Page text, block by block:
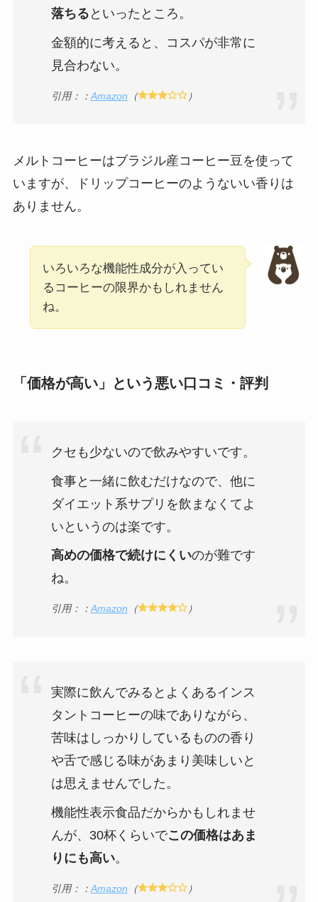
落ちる といったところ。
金額的に考えると、コスパが非常に
見合わない。
引用：： Amazon （ ）
メルトコーヒーはブラジル産コーヒー豆を使って
いますが、ドリップコーヒーのようないい香りは
ありません。
いろいろな機能性成分が入ってい
るコーヒーの限界かもしれません
ね。
「価格が高い」という悪い口コミ・評判
クセも少ないので飲みやすいです。
食事と一緒に飲むだけなので、他に
ダイエット系サプリを飲まなくてよ
いというのは楽です。
高めの価格で続けにくいのが難です
ね。
引用：： Amazon （ ）
実際に飲んでみるとよくあるインス
タントコーヒーの味でありながら、
苦味はしっかりしているものの香り
や舌で感じる味があまり美味しいと
は思えませんでした。
機能性表示食品だからかもしれませ
んが、30杯くらいでこの価格はあま
りにも高い。
引用：： Amazon （ ）